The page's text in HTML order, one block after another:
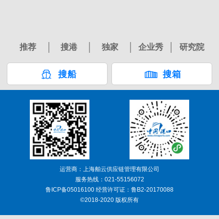
推荐 搜港 独家 企业秀 研究院
搜船 搜箱
运营商：上海舶云供应链管理有限公司
服务热线：021-55156072
鲁ICP备05016100 经营许可证：鲁B2-20170088
©2018-2020 版权所有